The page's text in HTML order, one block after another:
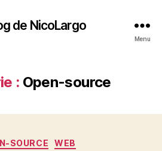
de NicoLargo
Menu
: Open-source
Catégories
SOURCE WEB